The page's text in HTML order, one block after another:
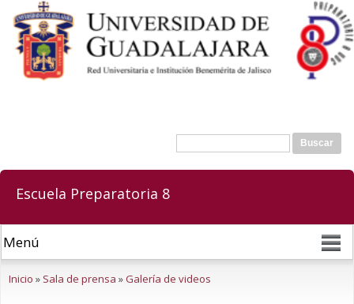
contenido
principal
Formulario de búsqueda
Buscar
Escuela Preparatoria 8
Inicio » Sala de prensa »Galería de videos